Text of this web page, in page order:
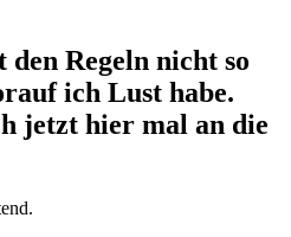
den Regeln nicht so
ich Lust habe.
jetzt hier mal an die